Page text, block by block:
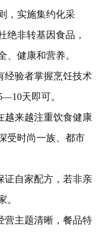
，实施集约化采
绝非转基因食品，
、健康和营养。
经验者掌握烹饪技术
天即可。
越来越注重饮食健康
受时尚一族、都市
证自家配方，若非亲
。
营主题清晰，餐品特